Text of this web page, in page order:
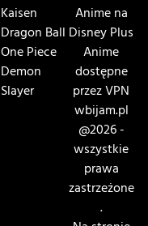
Kaisen
Dragon Ball
One Piece
Demon
Slayer
Anime na
Disney Plus
Anime
dostępne
przez VPN
wbijam.pl
@2026 -
wszystkie
prawa
zastrzeżone
.